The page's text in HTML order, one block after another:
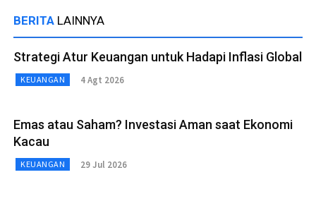
BERITA LAINNYA
Strategi Atur Keuangan untuk Hadapi Inflasi Global
KEUANGAN 4 Agt 2026
Emas atau Saham? Investasi Aman saat Ekonomi
Kacau
KEUANGAN 29 Jul 2026